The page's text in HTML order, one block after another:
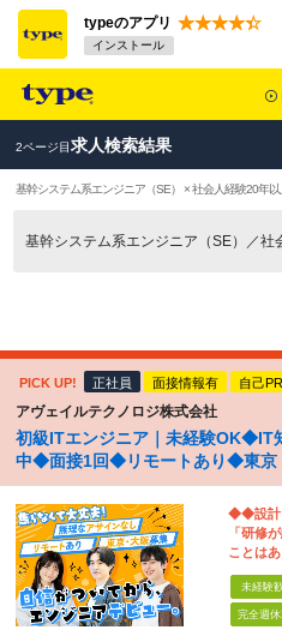
typeのアプリ
インストール
2ページ目求人検索結果
基幹システム系エンジニア（SE） × 社会人経験20年
基幹システム系エンジニア（SE）／社
PICK UP! 正社員 面接情報有 自己
アヴェイルテクノロジ株式会社
初級ITエンジニア｜未経験
中◆面接1回◆リモートあり◆東京
◆◆設計
「研修
ことは
未経験
完全週休